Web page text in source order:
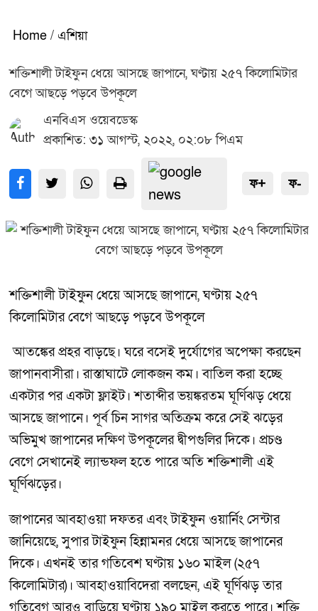
Home / এশিয়া
শক্তিশালী টাইফুন ধেয়ে আসছে জাপানে, ঘণ্টায় ২৫৭ কিলোমিটার
বেগে আছড়ে পড়বে উপকূলে
এনবিএস ওয়েবডেস্ক
প্রকাশিত: ৩১ আগস্ট, ২০২২, ০২:০৮ পিএম
ফ+ ফ-
শক্তিশালী টাইফুন ধেয়ে আসছে জাপানে, ঘণ্টায় ২৫৭
কিলোমিটার বেগে আছড়ে পড়বে উপকূলে
আতঙ্কের প্রহর বাড়ছে। ঘরে বসেই দুর্যোগের অপেক্ষা করছেন
জাপানবাসীরা। রাস্তাঘাটে লোকজন কম। বাতিল করা হচ্ছে
একটার পর একটা ফ্লাইট। শতাব্দীর ভয়ঙ্করতম ঘূর্ণিঝড় ধেয়ে
আসছে জাপানে। পূর্ব চিন সাগর অতিক্রম করে সেই ঝড়ের
অভিমুখ জাপানের দক্ষিণ উপকূলের দ্বীপগুলির দিকে। প্রচণ্ড
বেগে সেখানেই ল্যান্ডফল হতে পারে অতি শক্তিশালী এই
ঘূর্ণিঝড়ের।
জাপানের আবহাওয়া দফতর এবং টাইফুন ওয়ার্নিং সেন্টার
জানিয়েছে, সুপার টাইফুন হিন্নামনর ধেয়ে আসছে জাপানের
দিকে। এখনই তার গতিবেশ ঘণ্টায় ১৬০ মাইল (২৫৭
কিলোমিটার)। আবহাওয়াবিদেরা বলছেন, এই ঘূর্ণিঝড় তার